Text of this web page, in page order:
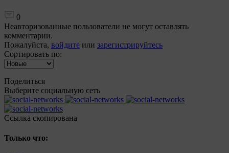
0
Неавторизованные пользователи не могут оставлять
комментарии.
Пожалуйста, войдите или зарегистрируйтесь
Сортировать по:
Поделиться
Выберите социальную сеть
Ccылка скопирована
Только что: